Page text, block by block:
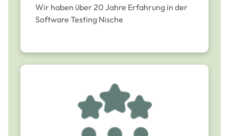
Wir haben über 20 Jahre Erfahrung in der
Software Testing Nische